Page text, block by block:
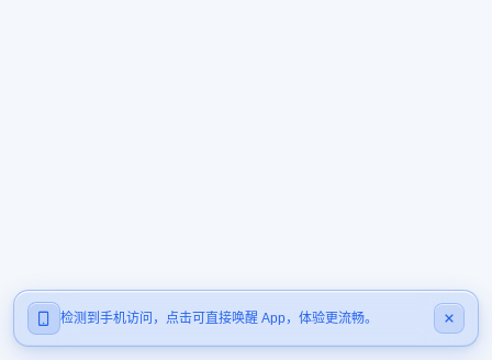
检测到手机访问，点击可直接唤醒 App，体验更流畅。